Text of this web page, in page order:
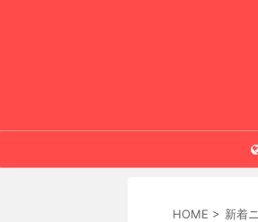
HOME > 新着